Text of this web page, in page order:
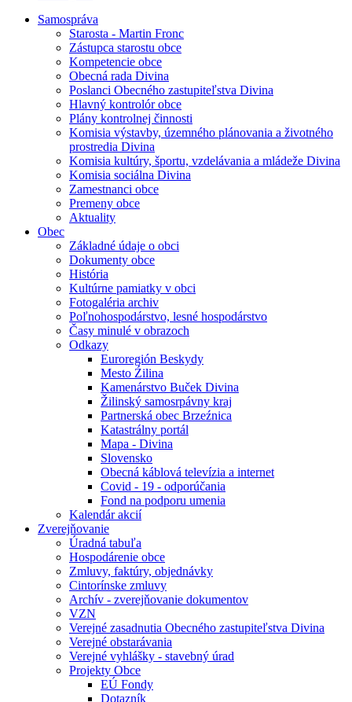
Samospráva
Starosta - Martin Fronc
Zástupca starostu obce
Kompetencie obce
Obecná rada Divina
Poslanci Obecného zastupiteľstva Divina
Hlavný kontrolór obce
Plány kontrolnej činnosti
Komisia výstavby, územného plánovania a životného
prostredia Divina
Komisia kultúry, športu, vzdelávania a mládeže Divina
Komisia sociálna Divina
Zamestnanci obce
Premeny obce
Aktuality
Obec
Základné údaje o obci
Dokumenty obce
História
Kultúrne pamiatky v obci
Fotogaléria archiv
Poľnohospodárstvo, lesné hospodárstvo
Časy minulé v obrazoch
Odkazy
Euroregión Beskydy
Mesto Źilina
Kamenárstvo Buček Divina
Žilinský samosrpávny kraj
Partnerská obec Brzeźnica
Katastrálny portál
Mapa - Divina
Slovensko
Obecná káblová televízia a internet
Covid - 19 - odporúčania
Fond na podporu umenia
Kalendár akcií
Zverejňovanie
Úradná tabuľa
Hospodárenie obce
Zmluvy, faktúry, objednávky
Cintorínske zmluvy
Archív - zverejňovanie dokumentov
VZN
Verejné zasadnutia Obecného zastupiteľstva Divina
Verejné obstarávania
Verejné vyhlášky - stavebný úrad
Projekty Obce
EÚ Fondy
Dotazník